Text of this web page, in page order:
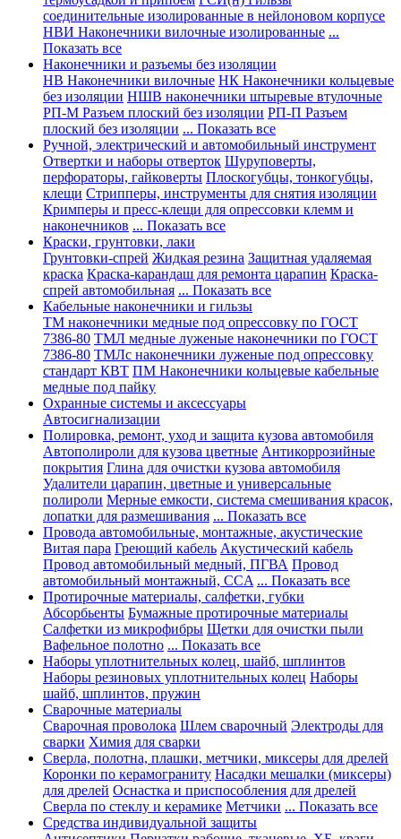
соединительные изолированные в нейлоновом корпусе
НВИ Наконечники вилочные изолированные ...
Показать все
Наконечники и разъемы без изоляции
НВ Наконечники вилочные НК Наконечники кольцевые
без изоляции НШВ наконечники штыревые втулочные
РП-М Разъем плоский без изоляции РП-П Разъем
плоский без изоляции ... Показать все
Ручной, электрический и автомобильный инструмент
Отвертки и наборы отверток Шуруповерты,
перфораторы, гайковерты Плоскогубцы, тонкогубцы,
клещи Стрипперы, инструменты для снятия изоляции
Кримперы и пресс-клещи для опрессовки клемм и
наконечников ... Показать все
Краски, грунтовки, лаки
Грунтовки-спрей Жидкая резина Защитная удаляемая
краска Краска-карандаш для ремонта царапин Краска-
спрей автомобильная ... Показать все
Кабельные наконечники и гильзы
ТМ наконечники медные под опрессовку по ГОСТ
7386-80 ТМЛ медные луженые наконечники по ГОСТ
7386-80 ТМЛс наконечники луженые под опрессовку
стандарт КВТ ПМ Наконечники кольцевые кабельные
медные под пайку
Охранные системы и аксессуары
Автосигнализации
Полировка, ремонт, уход и защита кузова автомобиля
Автополироли для кузова цветные Антикоррозийные
покрытия Глина для очистки кузова автомобиля
Удалители царапин, цветные и универсальные
полироли Мерные емкости, система смешивания красок,
лопатки для размешивания ... Показать все
Провода автомобильные, монтажные, акустические
Витая пара Греющий кабель Акустический кабель
Провод автомобильный медный, ПГВА Провод
автомобильный монтажный, CCA ... Показать все
Протирочные материалы, салфетки, губки
Абсорбьенты Бумажные протирочные материалы
Салфетки из микрофибры Щетки для очистки пыли
Вафельное полотно ... Показать все
Наборы уплотнительных колец, шайб, шплинтов
Наборы резиновых уплотнительных колец Наборы
шайб, шплинтов, пружин
Сварочные материалы
Сварочная проволока Шлем сварочный Электроды для
сварки Химия для сварки
Сверла, полотна, плашки, метчики, миксеры для дрелей
Коронки по керамограниту Насадки мешалки (миксеры)
для дрелей Оснастка и приспособления для дрелей
Сверла по стеклу и керамике Метчики ... Показать все
Средства индивидуальной защиты